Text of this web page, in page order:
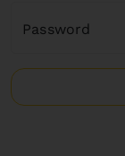
Password